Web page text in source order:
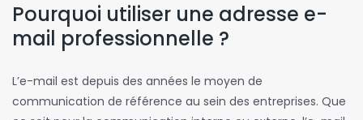
Pourquoi utiliser une adresse e-
mail professionnelle ?
L’e-mail est depuis des années le moyen de
communication de référence au sein des entreprises. Que